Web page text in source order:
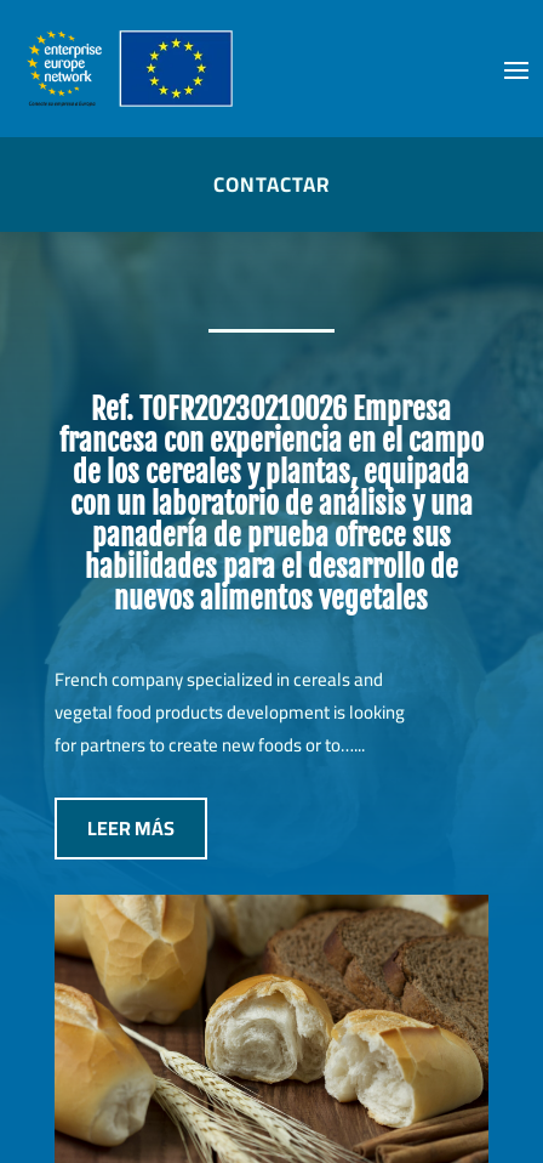
content
CONTACTAR
Ref. TOFR20230210026 Empresa
francesa con experiencia en el campo
de los cereales y plantas, equipada
con un laboratorio de análisis y una
panadería de prueba ofrece sus
habilidades para el desarrollo de
nuevos alimentos vegetales
French company specialized in cereals and
vegetal food products development is looking
for partners to create new foods or to…...
LEER MÁS